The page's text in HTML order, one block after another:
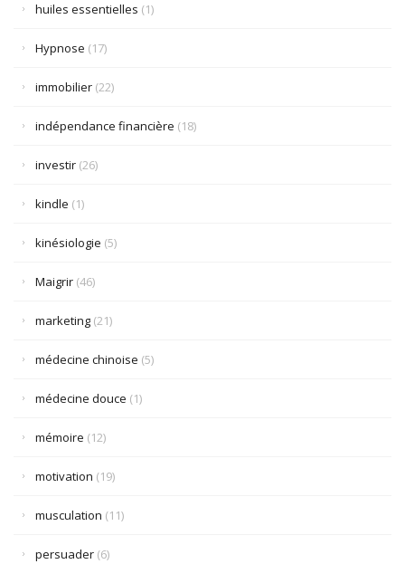
huiles essentielles (1)
Hypnose (17)
immobilier (22)
indépendance financière (18)
investir (26)
kindle (1)
kinésiologie (5)
Maigrir (46)
marketing (21)
médecine chinoise (5)
médecine douce (1)
mémoire (12)
motivation (19)
musculation (11)
persuader (6)